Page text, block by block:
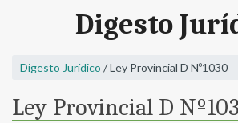
Digesto
Digesto Jurídico / Ley Provincial D Nº1030
Ley Provincial D